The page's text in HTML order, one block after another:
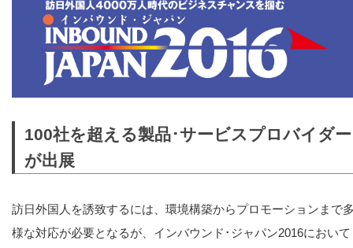
100社を超える製品･サービスプロバイダー
が出展
訪日外国人を誘致するには、環境構築からプロモーションまで
様な対応が必要となるが、インバウンド･ジャパン2016において